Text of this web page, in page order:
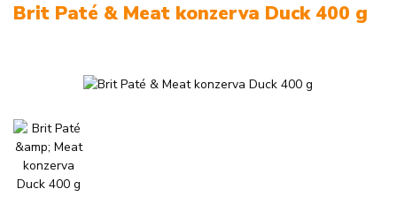
Brit Paté & Meat konzerva Duck 400 g